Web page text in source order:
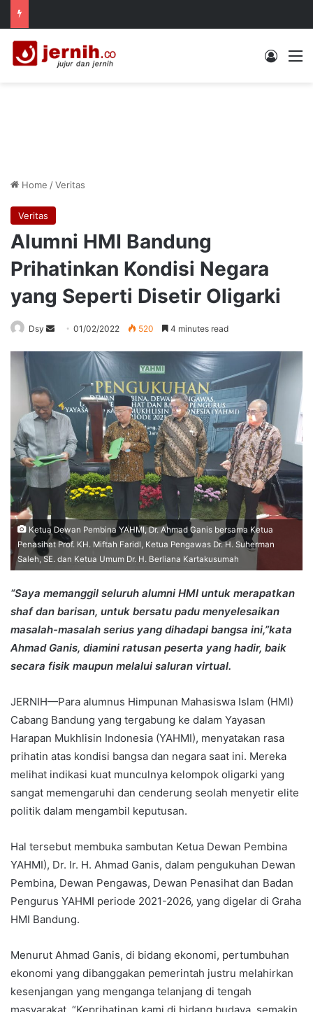
Log In
Home /Veritas
Veritas
Alumni HMI Bandung
Prihatinkan Kondisi Negara
yang Seperti Disetir Oligarki
Dsy
Send01/02/2022 520 4 minutes read
Ketua Dewan Pembina YAHMI, Dr. Ahmad Ganis bersama Ketua
Penasihat Prof. KH. Miftah Faridl, Ketua Pengawas Dr. H. Suherman
Saleh, SE. dan Ketua Umum Dr. H. Berliana Kartakusumah
“Saya memanggil seluruh alumni HMI untuk merapatkan
shaf dan barisan, untuk bersatu padu menyelesaikan
masalah-masalah serius yang dihadapi bangsa ini,”kata
Ahmad Ganis, diamini ratusan peserta yang hadir, baik
secara fisik maupun melalui saluran virtual.
JERNIH—Para alumnus Himpunan Mahasiswa Islam (HMI)
Cabang Bandung yang tergabung ke dalam Yayasan
Harapan Mukhlisin Indonesia (YAHMI), menyatakan rasa
prihatin atas kondisi bangsa dan negara saat ini. Mereka
melihat indikasi kuat munculnya kelompok oligarki yang
sangat memengaruhi dan cenderung seolah menyetir elite
politik dalam mengambil keputusan.
Hal tersebut membuka sambutan Ketua Dewan Pembina
YAHMI), Dr. Ir. H. Ahmad Ganis, dalam pengukuhan Dewan
Pembina, Dewan Pengawas, Dewan Penasihat dan Badan
Pengurus YAHMI periode 2021-2026, yang digelar di Graha
HMI Bandung.
Menurut Ahmad Ganis, di bidang ekonomi, pertumbuhan
ekonomi yang dibanggakan pemerintah justru melahirkan
kesenjangan yang menganga telanjang di tengah